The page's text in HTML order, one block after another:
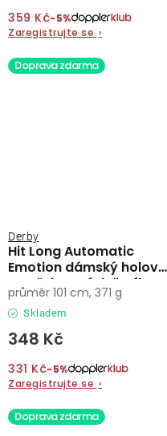
359 Kč−5%
Zaregistrujte se ›
Doprava zdarma
Hit Long Automatic
Emotion dámský holový
vystřelovací deštník
Derby
Skladem
348 Kč
331 Kč−5%
Zaregistrujte se ›
průměr 101 cm, 371 g
Doprava zdarma